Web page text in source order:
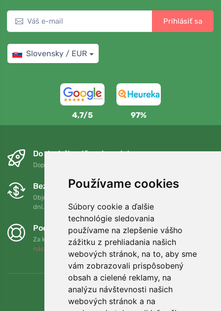
Používame cookies
Súbory cookie a ďalšie
technológie sledovania
používame na zlepšenie vášho
zážitku z prehliadania našich
webových stránok, na to, aby sme
vám zobrazovali prispôsobený
obsah a cielené reklamy, na
analýzu návštevnosti našich
webových stránok a na
Prihlásiť sa
Slovensky / EUR
4,7/5 97%
Do druhého dňa a bezplatne
Doprava zadarmo pri objednávkach nad 75 EUR
Bezplatná výmena a vrátenie tovaru
Objednávku môžete kedykoľvek vrátiť alebo vymeniť do 90
dní.
Podporujeme Trees.org
Za každú objednávku zasadíme strom! Prečítajte si viac
nás